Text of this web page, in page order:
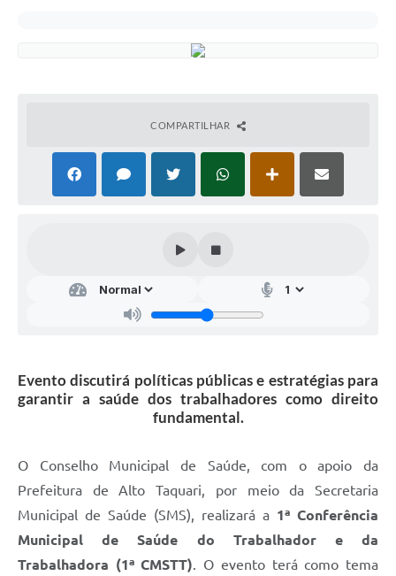
COMPARTILHAR
Evento discutirá políticas públicas e estratégias para
garantir a saúde dos trabalhadores como direito
fundamental.
O Conselho Municipal de Saúde, com o apoio da
Prefeitura de Alto Taquari, por meio da Secretaria
Municipal de Saúde (SMS), realizará a 1ª Conferência
Municipal de Saúde do Trabalhador e da
Trabalhadora (1ª CMSTT). O evento terá como tema